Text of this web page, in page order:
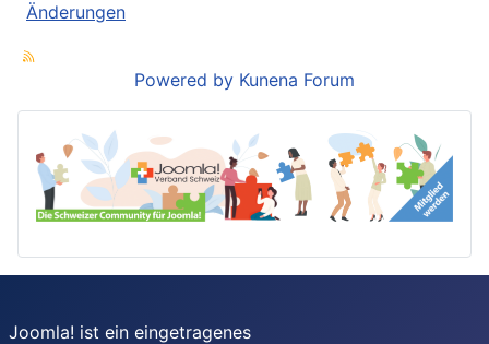
Änderungen
Powered by Kunena Forum
Joomla! ist ein eingetragenes